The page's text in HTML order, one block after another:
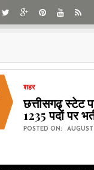
शहर
छत्तीसगढ़ स्टेट
1235 पदों पर
POSTED ON: